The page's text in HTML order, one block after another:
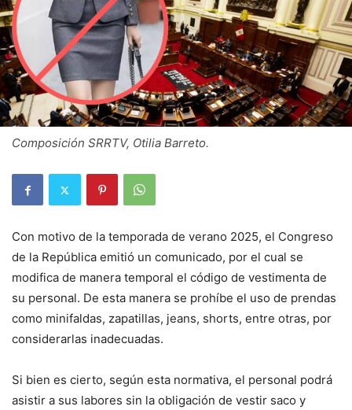
Composición SRRTV, Otilia Barreto.
Con motivo de la temporada de verano 2025, el Congreso
de la República emitió un comunicado, por el cual se
modifica de manera temporal el código de vestimenta de
su personal. De esta manera se prohíbe el uso de prendas
como minifaldas, zapatillas, jeans, shorts, entre otras, por
considerarlas inadecuadas.
Si bien es cierto, según esta normativa, el personal podrá
asistir a sus labores sin la obligación de vestir saco y